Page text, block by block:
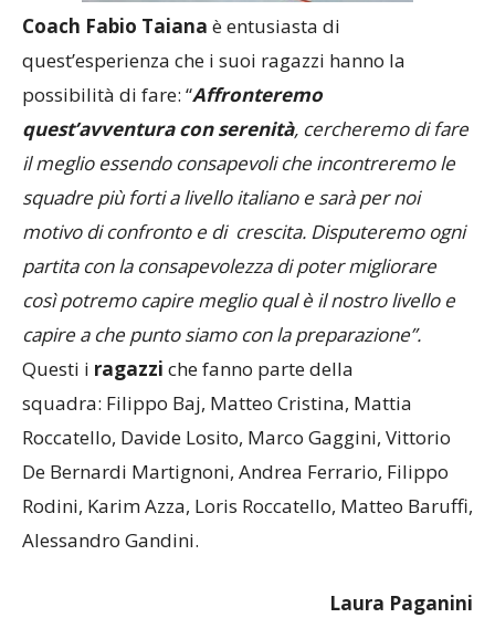
Coach Fabio Taiana è entusiasta di
quest’esperienza che i suoi ragazzi hanno la
possibilità di fare: “Affronteremo
quest’avventura con serenità, cercheremo di fare
il meglio essendo consapevoli che incontreremo le
squadre più forti a livello italiano e sarà per noi
motivo di confronto e di crescita. Disputeremo ogni
partita con la consapevolezza di poter migliorare
così potremo capire meglio qual è il nostro livello e
capire a che punto siamo con la preparazione”.
Questi i ragazzi che fanno parte della
squadra: Filippo Baj, Matteo Cristina, Mattia
Roccatello, Davide Losito, Marco Gaggini, Vittorio
De Bernardi Martignoni, Andrea Ferrario, Filippo
Rodini, Karim Azza, Loris Roccatello, Matteo Baruffi,
Alessandro Gandini.
Laura Paganini